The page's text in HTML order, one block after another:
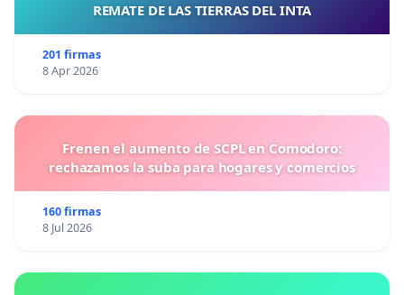
REMATE DE LAS TIERRAS DEL INTA
201 firmas
8 Apr 2026
Frenen el aumento de SCPL en Comodoro:
rechazamos la suba para hogares y comercios
160 firmas
8 Jul 2026